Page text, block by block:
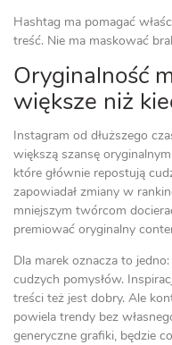
Hashtag ma pomagać
treść. Nie ma maskować
Oryginalność
większe niż
Instagram od dłuższego
większą szansę
które głównie repostują
zapowiadał zmiany w
mniejszym twórcom
premiować oryginalny
Dla marek oznacza to
cudzych pomysłów.
treści też jest dobry. Ale
powiela trendy bez
generyczne grafiki, będzie